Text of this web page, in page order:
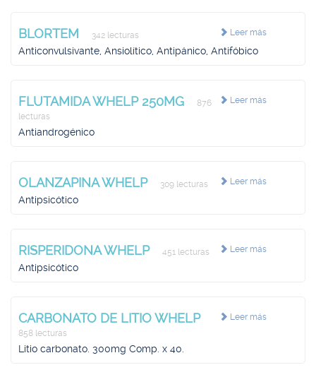
Leer más
BLORTEM 342 lecturas
Anticonvulsivante, Ansiolítico, Antipánico, Antifóbico
Leer más
FLUTAMIDA WHELP 250MG
876
lecturas
Antiandrogénico
Leer más
OLANZAPINA WHELP 309 lecturas
Antipsicótico
Leer más
RISPERIDONA WHELP 451 lecturas
Antipsicótico
Leer más
CARBONATO DE LITIO WHELP
858 lecturas
Litio carbonato. 300mg Comp. x 40.